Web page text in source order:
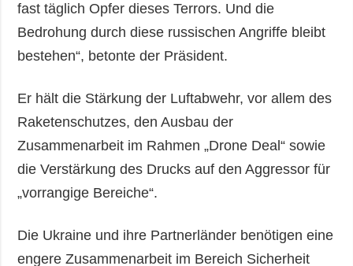
fast täglich Opfer dieses Terrors. Und die
Bedrohung durch diese russischen Angriffe bleibt
bestehen“, betonte der Präsident.
Er hält die Stärkung der Luftabwehr, vor allem des
Raketenschutzes, den Ausbau der
Zusammenarbeit im Rahmen „Drone Deal“ sowie
die Verstärkung des Drucks auf den Aggressor für
„vorrangige Bereiche“.
Die Ukraine und ihre Partnerländer benötigen eine
engere Zusammenarbeit im Bereich Sicherheit